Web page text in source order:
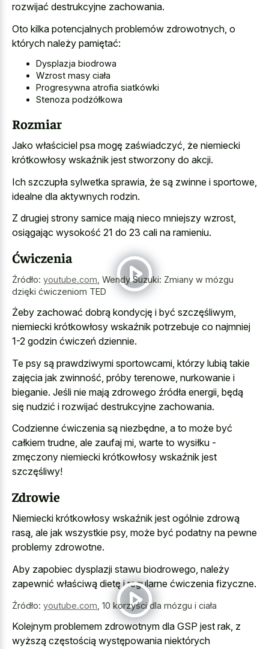
rozwijać destrukcyjne zachowania.
Oto kilka potencjalnych problemów zdrowotnych, o
których należy pamiętać:
Dysplazja biodrowa
Wzrost masy ciała
Progresywna atrofia siatkówki
Stenoza podżółkowa
Rozmiar
Jako właściciel psa mogę zaświadczyć, że niemiecki
krótkowłosy wskaźnik jest stworzony do akcji.
Ich szczupła sylwetka sprawia, że są zwinne i sportowe,
idealne dla aktywnych rodzin.
Z drugiej strony samice mają nieco mniejszy wzrost,
osiągając wysokość 21 do 23 cali na ramieniu.
Ćwiczenia
Źródło: youtube.com Wendy Suzuki: Zmiany w mózgu
dzięki ćwiczeniom TED
Żeby zachować dobrą kondycję i być szczęśliwym,
niemiecki krótkowłosy wskaźnik potrzebuje co najmniej
1-2 godzin ćwiczeń dziennie.
Te psy są prawdziwymi sportowcami, którzy lubią takie
zajęcia jak zwinność, próby terenowe, nurkowanie i
bieganie. Jeśli nie mają zdrowego źródła energii, będą
się nudzić i rozwijać destrukcyjne zachowania.
Codzienne ćwiczenia są niezbędne, a to może być
całkiem trudne, ale zaufaj mi, warte to wysiłku -
zmęczony niemiecki krótkowłosy wskaźnik jest
szczęśliwy!
Zdrowie
Niemiecki krótkowłosy wskaźnik jest ogólnie zdrową
rasą, ale jak wszystkie psy, może być podatny na pewne
problemy zdrowotne.
Aby zapobiec dysplazji stawu biodrowego, należy
zapewnić właściwą dietę i regularne ćwiczenia fizyczne.
Źródło: youtube.com 10 korzyści dla mózgu i ciała
Kolejnym problemem zdrowotnym dla GSP jest rak, z
wyższą częstością występowania niektórych